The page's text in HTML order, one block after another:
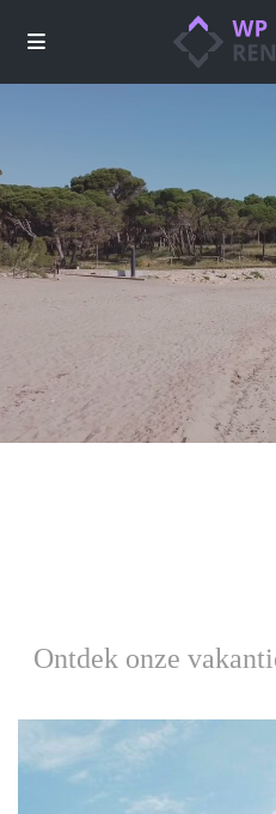
Ontdek onze